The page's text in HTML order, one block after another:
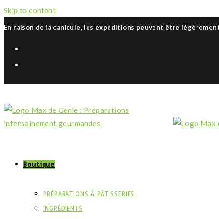
Skip to content
En raison de la canicule, les expéditions peuvent être
Boutique
PRÉPARATIONS À PÂTISSERIES
INGRÉDIENTS